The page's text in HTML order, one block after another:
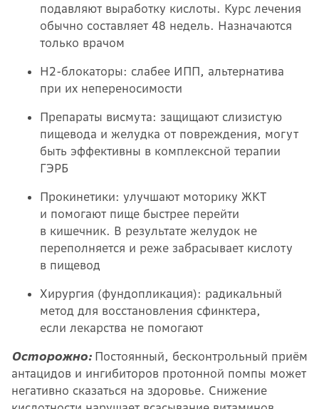
подавляют выработку кислоты. Курс лечения
обычно составляет 48 недель. Назначаются
только врачом
Н2-блокаторы: слабее ИПП, альтернатива
при их непереносимости
Препараты висмута: защищают слизистую
пищевода и желудка от повреждения, могут
быть эффективны в комплексной терапии
ГЭРБ
Прокинетики: улучшают моторику ЖКТ
и помогают пище быстрее перейти
в кишечник. В результате желудок не
переполняется и реже забрасывает кислоту
в пищевод
Хирургия (фундопликация): радикальный
метод для восстановления сфинктера,
если лекарства не помогают
Осторожно: Постоянный, бесконтрольный приём
антацидов и ингибиторов протонной помпы может
негативно сказаться на здоровье. Снижение